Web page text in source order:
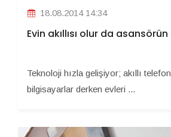
18.08.2014 14:34
Evin akıllısı olur da
Teknoloji hızla gelişiyor; akıllı
bilgisayarlar derken evleri ...